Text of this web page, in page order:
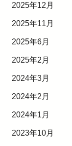
2025年12月
2025年11月
2025年6月
2025年2月
2024年3月
2024年2月
2024年1月
2023年10月